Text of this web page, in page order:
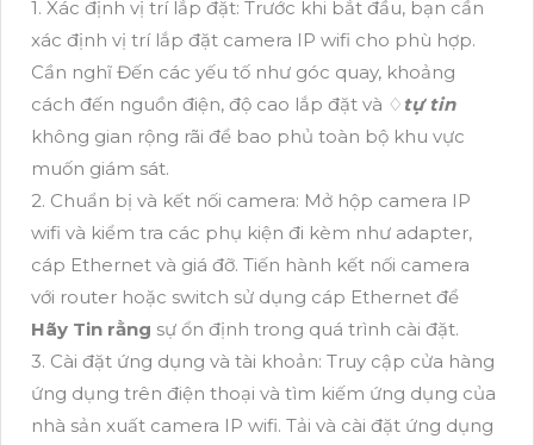
1. Xác định vị trí lắp đặt: Trước khi bắt đầu, bạn cần
xác định vị trí lắp đặt camera IP wifi cho phù hợp.
Cần nghĩ Đến các yếu tố như góc quay, khoảng
cách đến nguồn điện, độ cao lắp đặt và ♢ tự tin
không gian rộng rãi để bao phủ toàn bộ khu vực
muốn giám sát.
2. Chuẩn bị và kết nối camera: Mở hộp camera IP
wifi và kiểm tra các phụ kiện đi kèm như adapter,
cáp Ethernet và giá đỡ. Tiến hành kết nối camera
với router hoặc switch sử dụng cáp Ethernet để
Hãy Tin rằng sự ổn định trong quá trình cài đặt.
3. Cài đặt ứng dụng và tài khoản: Truy cập cửa hàng
ứng dụng trên điện thoại và tìm kiếm ứng dụng của
nhà sản xuất camera IP wifi. Tải và cài đặt ứng dụng